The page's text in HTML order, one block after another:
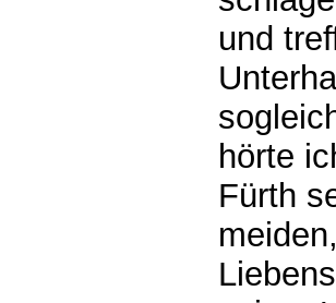
und
hörte
Fürth